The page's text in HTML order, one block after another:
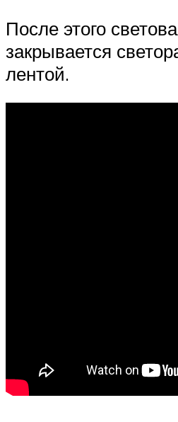
После этого
закрывается
лентой.